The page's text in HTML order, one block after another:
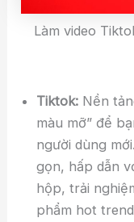
Làm video
Tiktok: Nền
màu mỡ” để
người dùng
gọn, hấp dẫn
hộp, trải
phẩm hot